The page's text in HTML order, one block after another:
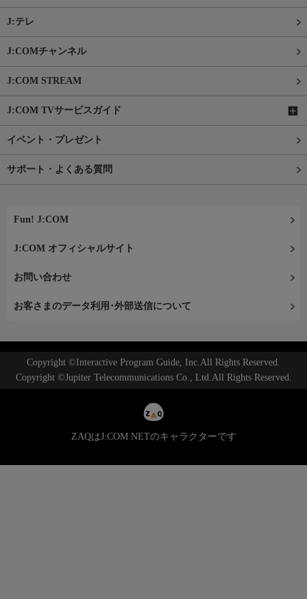
J:テレ
J:COMチャンネル
J:COM STREAM
J:COM TVサービスガイド
イベント・プレゼント
サポート・よくある質問
Fun! J:COM
J:COM オフィシャルサイト
お問い合わせ
お客さまのデータ利用･外部送信について
Copyright ©Interactive Program Guide, Inc.All Rights Reserved.
Copyright ©Jupiter Telecommunications Co., Ltd.All Rights Reserved.
ZAQはJ:COM NETのキャラクターです